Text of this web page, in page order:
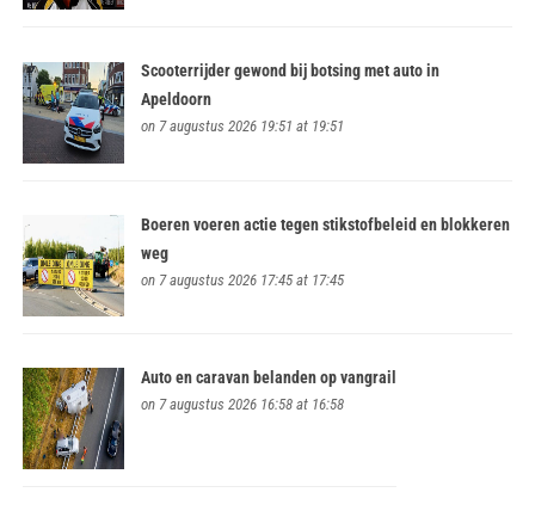
Scooterrijder gewond bij botsing met auto in
Apeldoorn
on 7 augustus 2026 19:51 at 19:51
Boeren voeren actie tegen stikstofbeleid en blokkeren
weg
on 7 augustus 2026 17:45 at 17:45
Auto en caravan belanden op vangrail
on 7 augustus 2026 16:58 at 16:58